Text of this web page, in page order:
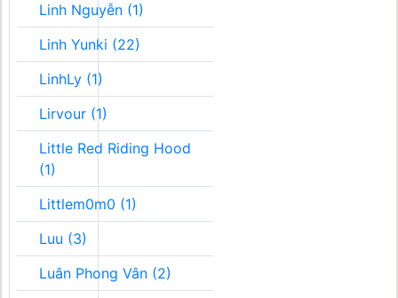
Linh Nguyễn (1)
Linh Yunki (22)
LinhLy (1)
Lirvour (1)
Little Red Riding Hood
(1)
Littlem0m0 (1)
Luu (3)
Luân Phong Vân (2)